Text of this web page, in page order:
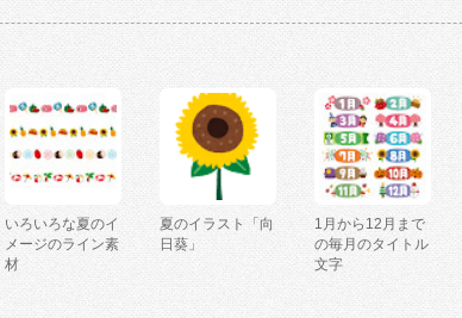
いろいろな夏のイ
メージのライン素
材
夏のイラスト「向
日葵」
1月から12月まで
の毎月のタイトル
文字